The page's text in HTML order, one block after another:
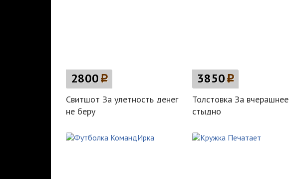
2800p
Свитшот За улетность денег
не беру
3850p
Толстовка За вчерашнее
стыдно